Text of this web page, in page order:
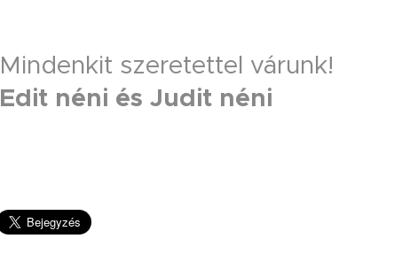
Mindenkit szeretettel várunk!
Edit néni és Judit néni